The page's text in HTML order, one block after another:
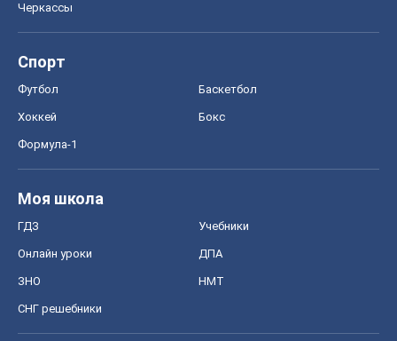
Черкассы
Спорт
Футбол Баскетбол
Хоккей Бокс
Формула-1
Моя школа
ГДЗ Учебники
Онлайн уроки ДПА
ЗНО НМТ
СНГ решебники